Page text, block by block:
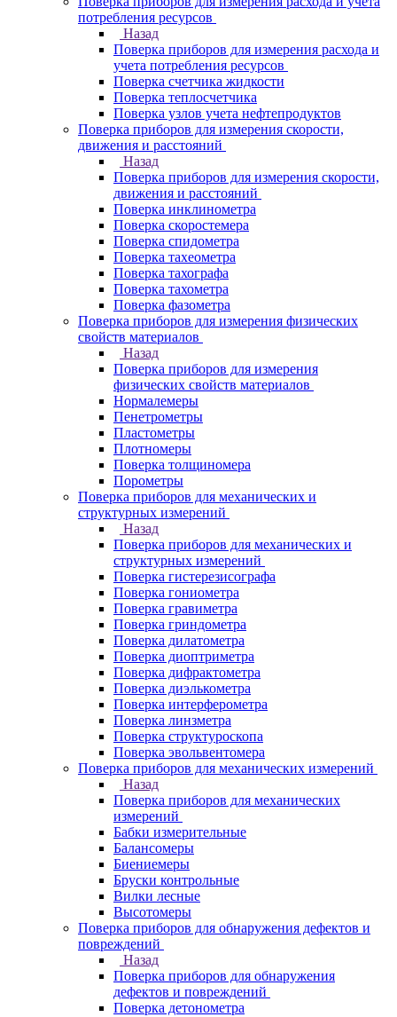
потребления ресурсов
Назад
Поверка приборов для измерения расхода и
учета потребления ресурсов
Поверка счетчика жидкости
Поверка теплосчетчика
Поверка узлов учета нефтепродуктов
Поверка приборов для измерения скорости,
движения и расстояний
Назад
Поверка приборов для измерения скорости,
движения и расстояний
Поверка инклинометра
Поверка скоростемера
Поверка спидометра
Поверка тахеометра
Поверка тахографа
Поверка тахометра
Поверка фазометра
Поверка приборов для измерения физических
свойств материалов
Назад
Поверка приборов для измерения
физических свойств материалов
Нормалемеры
Пенетрометры
Пластометры
Плотномеры
Поверка толщиномера
Порометры
Поверка приборов для механических и
структурных измерений
Назад
Поверка приборов для механических и
структурных измерений
Поверка гистерезисографа
Поверка гониометра
Поверка гравиметра
Поверка гриндометра
Поверка дилатометра
Поверка диоптриметра
Поверка дифрактометра
Поверка диэлькометра
Поверка интерферометра
Поверка линзметра
Поверка структуроскопа
Поверка эвольвентомера
Поверка приборов для механических измерений
Назад
Поверка приборов для механических
измерений
Бабки измерительные
Балансомеры
Биениемеры
Бруски контрольные
Вилки лесные
Высотомеры
Поверка приборов для обнаружения дефектов и
повреждений
Назад
Поверка приборов для обнаружения
дефектов и повреждений
Поверка детонометра